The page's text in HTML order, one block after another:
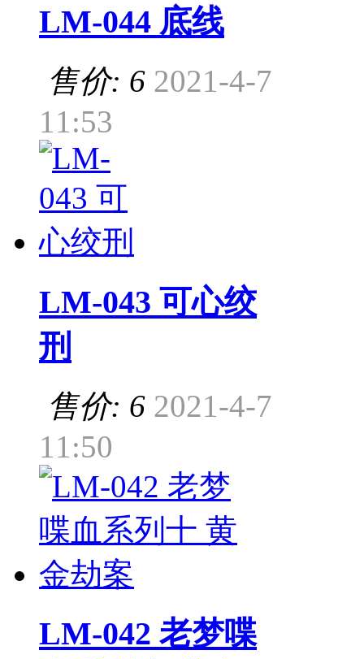
LM-044 底线
售价: 6 2021-4-7
11:53
LM-043 可心绞
刑
售价: 6 2021-4-7
11:50
LM-042 老梦喋